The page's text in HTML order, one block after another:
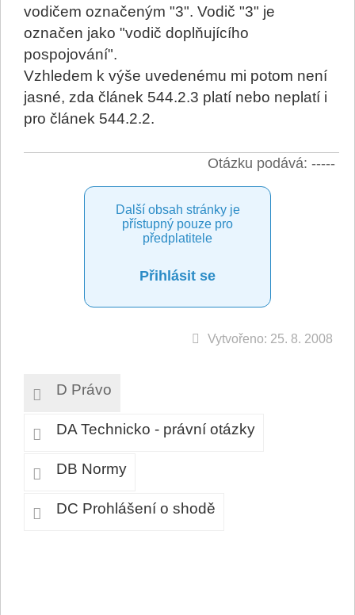
vodičem označeným "3". Vodič "3" je
označen jako "vodič doplňujícího
pospojování".
Vzhledem k výše uvedenému mi potom není
jasné, zda článek 544.2.3 platí nebo neplatí i
pro článek 544.2.2.
Otázku podává: -----
Další obsah stránky je
přístupný pouze pro
předplatitele
Přihlásit se
Vytvořeno: 25. 8. 2008
D Právo
DA Technicko - právní otázky
DB Normy
DC Prohlášení o shodě